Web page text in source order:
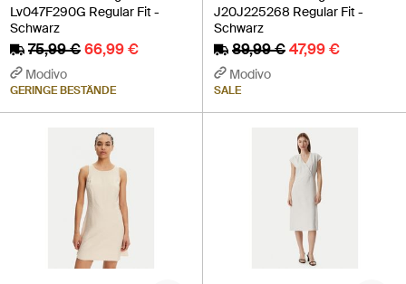
Lv047F290G Regular Fit -
Schwarz
75,99 €66,99 €
Modivo
GERINGE BESTÄNDE
J20J225268 Regular Fit -
Schwarz
89,99 €47,99 €
Modivo
SALE